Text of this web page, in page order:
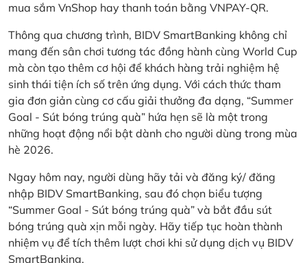
mua sắm VnShop hay thanh toán bằng VNPAY-QR.
Thông qua chương trình, BIDV SmartBanking không chỉ
mang đến sân chơi tương tác đồng hành cùng World Cup
mà còn tạo thêm cơ hội để khách hàng trải nghiệm hệ
sinh thái tiện ích số trên ứng dụng. Với cách thức tham
gia đơn giản cùng cơ cấu giải thưởng đa dạng, “Summer
Goal - Sút bóng trúng quà” hứa hẹn sẽ là một trong
những hoạt động nổi bật dành cho người dùng trong mùa
hè 2026.
Ngay hôm nay, người dùng hãy tải và đăng ký/ đăng
nhập BIDV SmartBanking, sau đó chọn biểu tượng
“Summer Goal - Sút bóng trúng quà” và bắt đầu sút
bóng trúng quà xịn mỗi ngày. Hãy tiếp tục hoàn thành
nhiệm vụ để tích thêm lượt chơi khi sử dụng dịch vụ BIDV
SmartBanking.